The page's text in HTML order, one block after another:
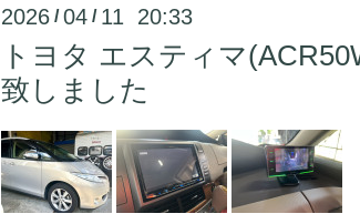
2026 /04 / 11 20:33
トヨタ エスティマ
致しました